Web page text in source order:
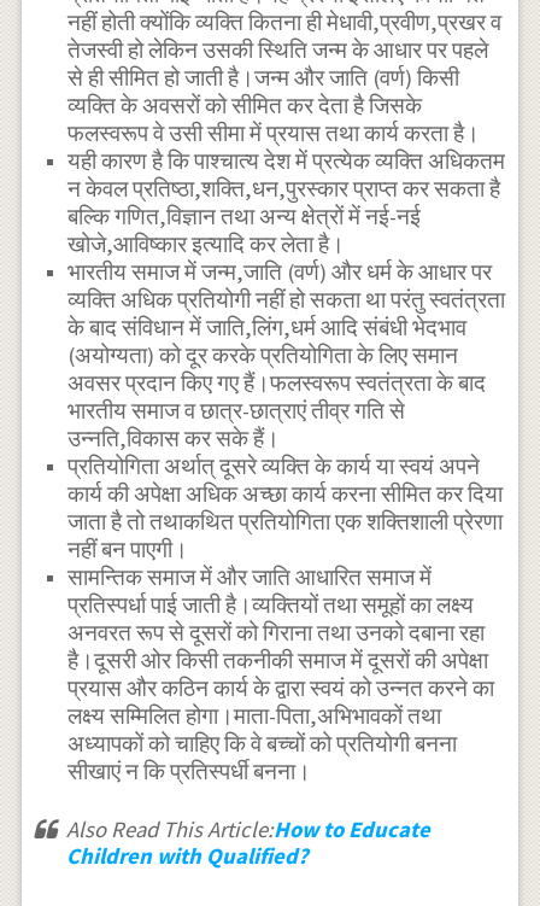
नहीं होती क्योंकि व्यक्ति कितना ही मेधावी,प्रवीण,प्रखर व
तेजस्वी हो लेकिन उसकी स्थिति जन्म के आधार पर पहले
से ही सीमित हो जाती है।जन्म और जाति (वर्ण) किसी
व्यक्ति के अवसरों को सीमित कर देता है जिसके
फलस्वरूप वे उसी सीमा में प्रयास तथा कार्य करता है।
यही कारण है कि पाश्चात्य देश में प्रत्येक व्यक्ति अधिकतम
न केवल प्रतिष्ठा,शक्ति,धन,पुरस्कार प्राप्त कर सकता है
बल्कि गणित,विज्ञान तथा अन्य क्षेत्रों में नई-नई
खोजे,आविष्कार इत्यादि कर लेता है।
भारतीय समाज में जन्म,जाति (वर्ण) और धर्म के आधार पर
व्यक्ति अधिक प्रतियोगी नहीं हो सकता था परंतु स्वतंत्रता
के बाद संविधान में जाति,लिंग,धर्म आदि संबंधी भेदभाव
(अयोग्यता) को दूर करके प्रतियोगिता के लिए समान
अवसर प्रदान किए गए हैं।फलस्वरूप स्वतंत्रता के बाद
भारतीय समाज व छात्र-छात्राएं तीव्र गति से
उन्नति,विकास कर सके हैं।
प्रतियोगिता अर्थात् दूसरे व्यक्ति के कार्य या स्वयं अपने
कार्य की अपेक्षा अधिक अच्छा कार्य करना सीमित कर दिया
जाता है तो तथाकथित प्रतियोगिता एक शक्तिशाली प्रेरणा
नहीं बन पाएगी।
सामन्तिक समाज में और जाति आधारित समाज में
प्रतिस्पर्धा पाई जाती है।व्यक्तियों तथा समूहों का लक्ष्य
अनवरत रूप से दूसरों को गिराना तथा उनको दबाना रहा
है।दूसरी ओर किसी तकनीकी समाज में दूसरों की अपेक्षा
प्रयास और कठिन कार्य के द्वारा स्वयं को उन्नत करने का
लक्ष्य सम्मिलित होगा।माता-पिता,अभिभावकों तथा
अध्यापकों को चाहिए कि वे बच्चों को प्रतियोगी बनना
सीखाएं न कि प्रतिस्पर्धी बनना।
Also Read This Article:How to Educate
Children with Qualified?